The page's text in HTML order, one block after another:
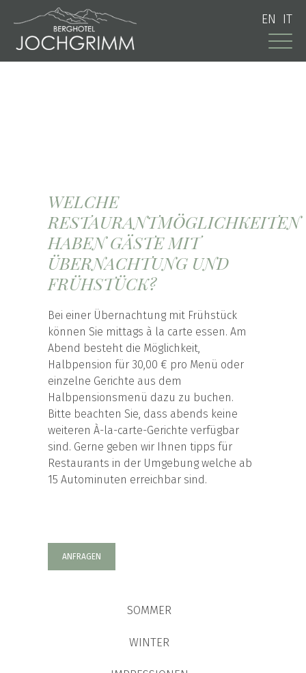
EN IT
WELCHE
RESTAURANTMÖGLICHKEITEN
HABEN GÄSTE MIT
ÜBERNACHTUNG UND
FRÜHSTÜCK?
Bei einer Übernachtung mit Frühstück
können Sie mittags à la carte essen. Am
Abend besteht die Möglichkeit,
Halbpension für 30,00 € pro Menü oder
einzelne Gerichte aus dem
Halbpensionsmenü dazu zu buchen.
Bitte beachten Sie, dass abends keine
weiteren À-la-carte-Gerichte verfügbar
sind. Gerne geben wir Ihnen tipps für
Restaurants in der Umgebung welche ab
15 Autominuten erreichbar sind.
ANFRAGEN
SOMMER
WINTER